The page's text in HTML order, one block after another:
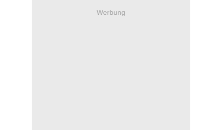
Werbung